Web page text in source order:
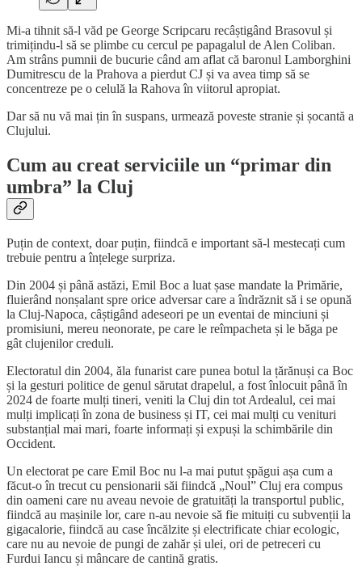
Mi-a tihnit să-l văd pe George Scripcaru recâștigând Brasovul și
trimițindu-l să se plimbe cu cercul pe papagalul de Alen Coliban.
Am strâns pumnii de bucurie când am aflat că baronul Lamborghini
Dumitrescu de la Prahova a pierdut CJ și va avea timp să se
concentreze pe o celulă la Rahova în viitorul apropiat.
Dar să nu vă mai țin în suspans, urmează poveste stranie și șocantă a
Clujului.
Cum au creat serviciile un “primar din
umbra” la Cluj
Puțin de context, doar puțin, fiindcă e important să-l mestecați cum
trebuie pentru a înțelege surpriza.
Din 2004 și până astăzi, Emil Boc a luat șase mandate la Primărie,
fluierând nonșalant spre orice adversar care a îndrăznit să i se opună
la Cluj-Napoca, câștigând adeseori pe un eventai de minciuni și
promisiuni, mereu neonorate, pe care le reîmpacheta și le băga pe
gât clujenilor creduli.
Electoratul din 2004, ăla funarist care punea botul la țărănuși ca Boc
și la gesturi politice de genul sărutat drapelul, a fost înlocuit până în
2024 de foarte mulți tineri, veniti la Cluj din tot Ardealul, cei mai
mulți implicați în zona de business și IT, cei mai mulți cu venituri
substanțial mai mari, foarte informați și expuși la schimbările din
Occident.
Un electorat pe care Emil Boc nu l-a mai putut șpăgui așa cum a
făcut-o în trecut cu pensionarii săi fiindcă „Noul” Cluj era compus
din oameni care nu aveau nevoie de gratuități la transportul public,
fiindcă au mașinile lor, care n-au nevoie să fie mituiți cu subvenții la
gigacalorie, fiindcă au case încălzite și electrificate chiar ecologic,
care nu au nevoie de pungi de zahăr și ulei, ori de petreceri cu
Furdui Iancu și mâncare de cantină gratis.